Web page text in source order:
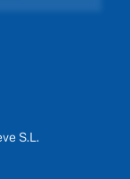
S.L.